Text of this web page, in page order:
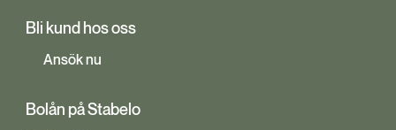
Bli kund hos oss
Ansök nu
Bolån på Stabelo